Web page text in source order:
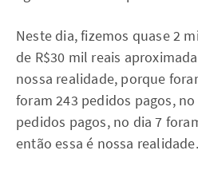
Neste dia, fizemos quase 2
de R$30 mil reais
nossa realidade, porque
foram 243 pedidos pagos,
pedidos pagos, no dia 7
então essa é nossa realidade.